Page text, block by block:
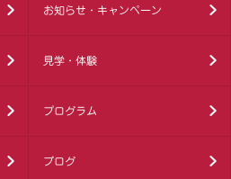
お知らせ・キャンペーン
見学・体験
プログラム
ブログ